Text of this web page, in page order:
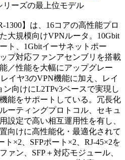
リーズの最上位モデル
1300】は、16コアの高性能プロ
大規模向けVPNルータ。10Gbit
ト、1Gbitイーサネットポー
プ対応ファンアセンブリを搭載
／性能を大幅にアップグレー
レイヤ3のVPN機能に加え、レイ
ン向けにL2TPv3ベースで実現し
能をサポートしている。冗長化
ーティングプロトコル、セキュ
設定で高い相互運用性を有し、
向けに高性能化・最適化されて
ト×2、SFPポート×2、RJ-45×2を
ァン、SFP＋対応モジュール、